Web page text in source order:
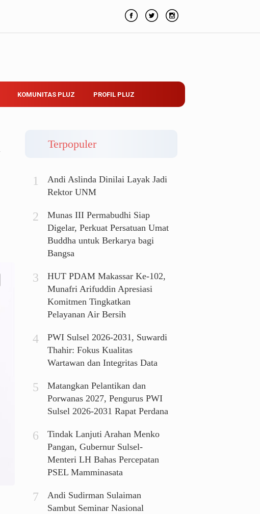
KOMUNITAS PLUZ PROFIL PLUZ
Terpopuler
Andi Aslinda Dinilai Layak Jadi
Rektor UNM
Munas III Permabudhi Siap
Digelar, Perkuat Persatuan Umat
Buddha untuk Berkarya bagi
Bangsa
HUT PDAM Makassar Ke-102,
Munafri Arifuddin Apresiasi
Komitmen Tingkatkan
Pelayanan Air Bersih
PWI Sulsel 2026-2031, Suwardi
Thahir: Fokus Kualitas
Wartawan dan Integritas Data
Matangkan Pelantikan dan
Porwanas 2027, Pengurus PWI
Sulsel 2026-2031 Rapat Perdana
Tindak Lanjuti Arahan Menko
Pangan, Gubernur Sulsel-
Menteri LH Bahas Percepatan
PSEL Mamminasata
Andi Sudirman Sulaiman
Sambut Seminar Nasional